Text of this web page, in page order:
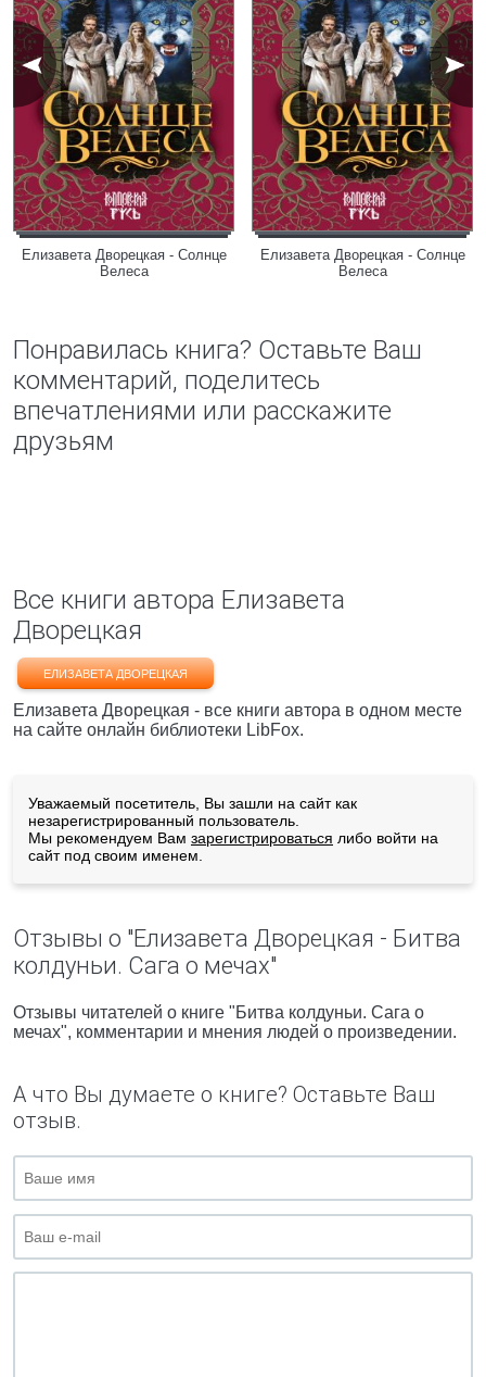
Елизавета Дворецкая - Солнце
Велеса
Елизавета Дворецкая - Солнце
Велеса
Понравилась книга? Оставьте Ваш
комментарий, поделитесь
впечатлениями или расскажите
друзьям
Все книги автора Елизавета
Дворецкая
ЕЛИЗАВЕТА ДВОРЕЦКАЯ
Елизавета Дворецкая - все книги автора в одном месте
на сайте онлайн библиотеки LibFox.
Уважаемый посетитель, Вы зашли на сайт как
незарегистрированный пользователь.
Мы рекомендуем Вам зарегистрироваться либо войти на
сайт под своим именем.
Отзывы о "Елизавета Дворецкая - Битва
колдуньи. Сага о мечах"
Отзывы читателей о книге "Битва колдуньи. Сага о
мечах", комментарии и мнения людей о произведении.
А что Вы думаете о книге? Оставьте Ваш
отзыв.